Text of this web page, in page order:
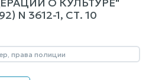
N 3612-1, СТ. 10